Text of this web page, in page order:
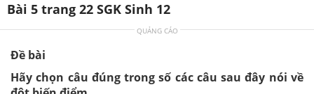
Bài 5 trang 22 SGK Sinh 12
QUẢNG CÁO
Đề bài
Hãy chọn câu đúng trong số các câu sau đây nói về